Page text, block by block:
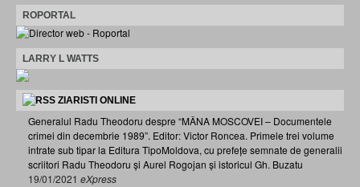
ROPORTAL
LARRY L WATTS
ZIARISTI ONLINE
Generalul Radu Theodoru despre “MÂNA MOSCOVEI – Documentele
crimei din decembrie 1989”. Editor: Victor Roncea. Primele trei volume
intrate sub tipar la Editura TipoMoldova, cu prefețe semnate de generalii
scriitori Radu Theodoru și Aurel Rogojan și istoricul Gh. Buzatu
19/01/2021 eXpress